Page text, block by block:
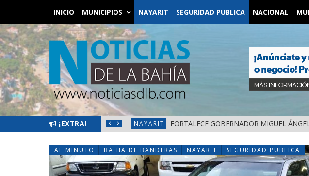
INICIO MUNICIPIOS NAYARIT SEGURIDAD PUBLICA NACIONAL
¡EXTRA!
BIENESTAR EN NAYARIT NAYARIT FORTALECE GOBERNADOR MIGUEL
AL MINUTO BAHÍA DE BANDERAS NAYARIT SEGURIDAD PUBLICA